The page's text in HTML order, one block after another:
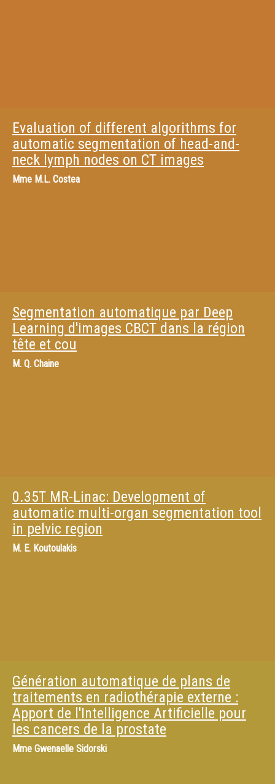
Evaluation of different algorithms for
automatic segmentation of head-and-
neck lymph nodes on CT images
Mme M.L. Costea
Segmentation automatique par Deep
Learning d'images CBCT dans la région
tête et cou
M. Q. Chaine
0.35T MR-Linac: Development of
automatic multi-organ segmentation tool
in pelvic region
M. E. Koutoulakis
Génération automatique de plans de
traitements en radiothérapie externe :
Apport de l'Intelligence Artificielle pour
les cancers de la prostate
Mme Gwenaelle Sidorski